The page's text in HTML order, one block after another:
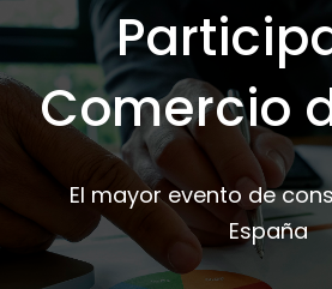
Comercio
El mayor evento de
España